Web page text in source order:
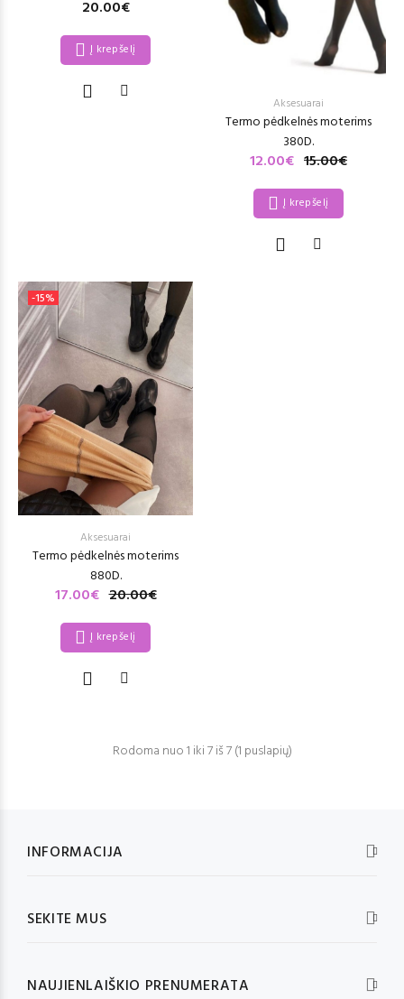
20.00€
Į krepšelį
Aksesuarai
Termo pėdkelnės moterims
380D.
12.00€ 15.00€
Į krepšelį
-15%
Aksesuarai
Termo pėdkelnės moterims
880D.
17.00€ 20.00€
Į krepšelį
Rodoma nuo 1 iki 7 iš 7 (1 puslapių)
INFORMACIJA
SEKITE MUS
NAUJIENLAIŠKIO PRENUMERATA